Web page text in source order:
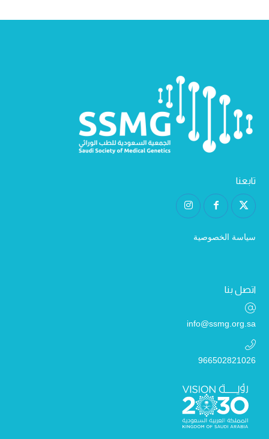
تابعنا
سياسة الخصوصية
اتصل بنا
info@ssmg.org.sa
966502821026